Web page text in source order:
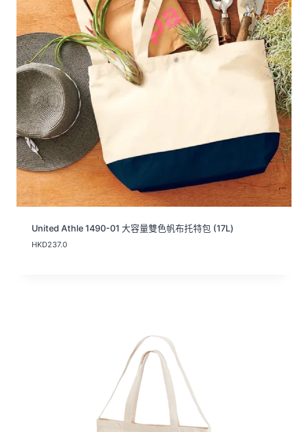
United Athle 1490-01 大容量雙色帆布托特包 (17L)
HKD237.0